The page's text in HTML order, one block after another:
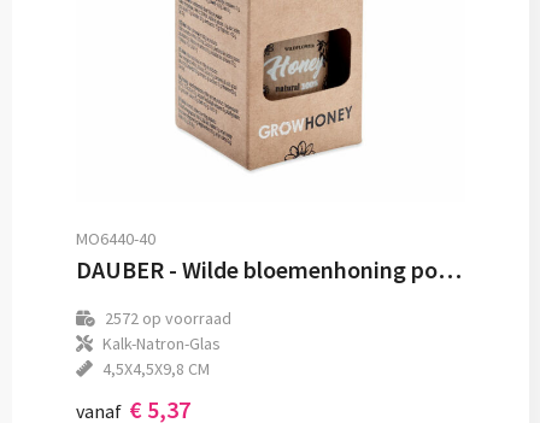
MO6440-40
DAUBER - Wilde bloemenhoning pot set
2572op voorraad
Kalk-Natron-Glas
4,5X4,5X9,8 CM
vanaf € 5,37